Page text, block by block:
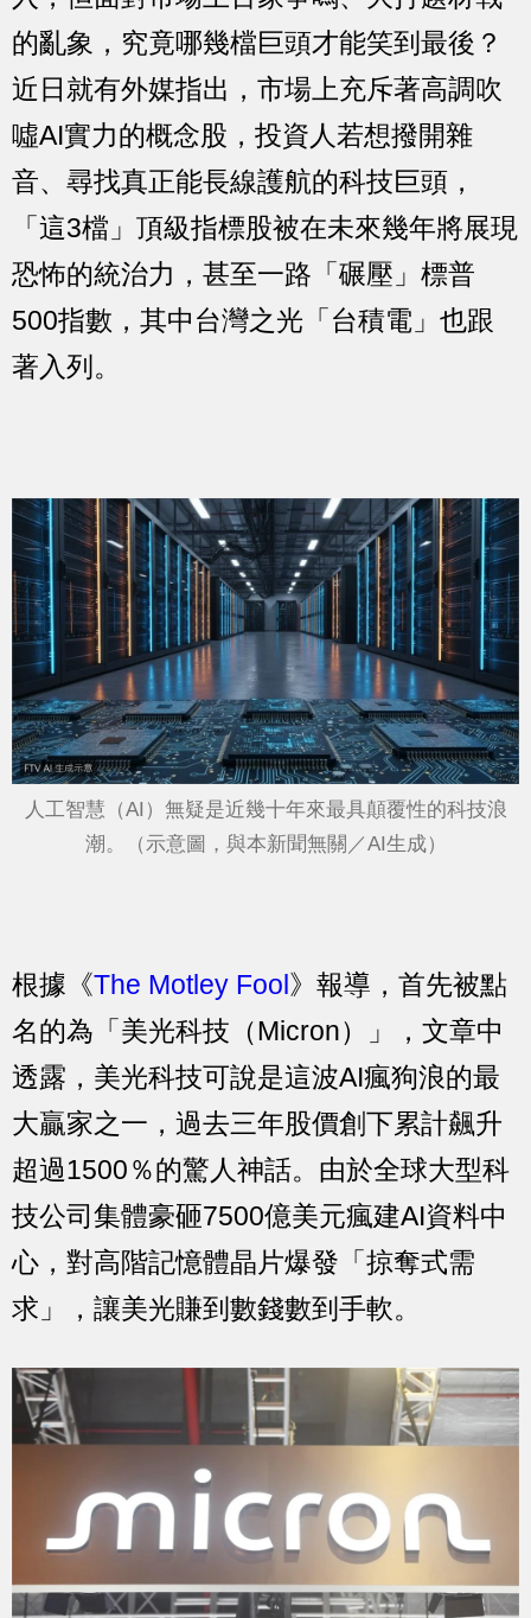
的亂象，究竟哪幾檔巨頭才能笑到最後？
近日就有外媒指出，市場上充斥著高調吹
噓AI實力的概念股，投資人若想撥開雜
音、尋找真正能長線護航的科技巨頭，
「這3檔」頂級指標股被在未來幾年將展現
恐怖的統治力，甚至一路「碾壓」標普
500指數，其中台灣之光「台積電」也跟
著入列。
人工智慧（AI）無疑是近幾十年來最具顛覆性的科技浪
潮。（示意圖，與本新聞無關／AI生成）
根據《The Motley Fool 》報導，首先被點
名的為「美光科技（Micron）」，文章中
透露，美光科技可說是這波AI瘋狗浪的最
大贏家之一，過去三年股價創下累計飆升
超過1500％的驚人神話。由於全球大型科
技公司集體豪砸7500億美元瘋建AI資料中
心，對高階記憶體晶片爆發「掠奪式需
求」，讓美光賺到數錢數到手軟。